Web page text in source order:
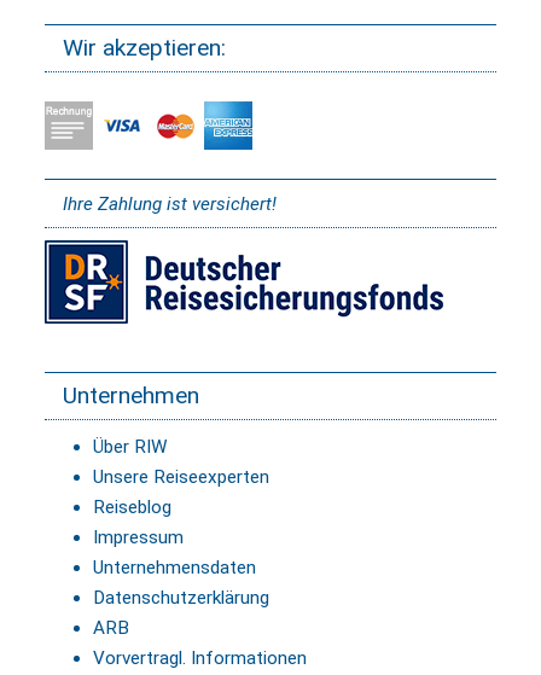
Wir akzeptieren:
Ihre Zahlung ist versichert!
Unternehmen
Über RIW
Unsere Reiseexperten
Reiseblog
Impressum
Unternehmensdaten
Datenschutzerklärung
ARB
Vorvertragl. Informationen